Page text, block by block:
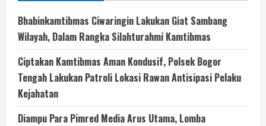
Bhabinkamtibmas Ciwaringin Lakukan Giat Sambang
Wilayah, Dalam Rangka Silahturahmi Kamtibmas
Ciptakan Kamtibmas Aman Kondusif, Polsek Bogor
Tengah Lakukan Patroli Lokasi Rawan Antisipasi Pelaku
Kejahatan
Diampu Para Pimred Media Arus Utama, Lomba